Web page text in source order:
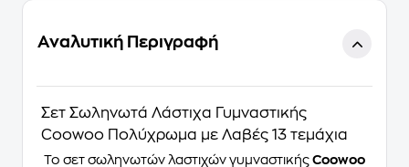
Αναλυτική Περιγραφή
Σετ Σωληνωτά Λάστιχα Γυμναστικής
Coowoo Πολύχρωμα με Λαβές 13 τεμάχια
Το σετ σωληνωτών λαστιχών γυμναστικής Coowoo